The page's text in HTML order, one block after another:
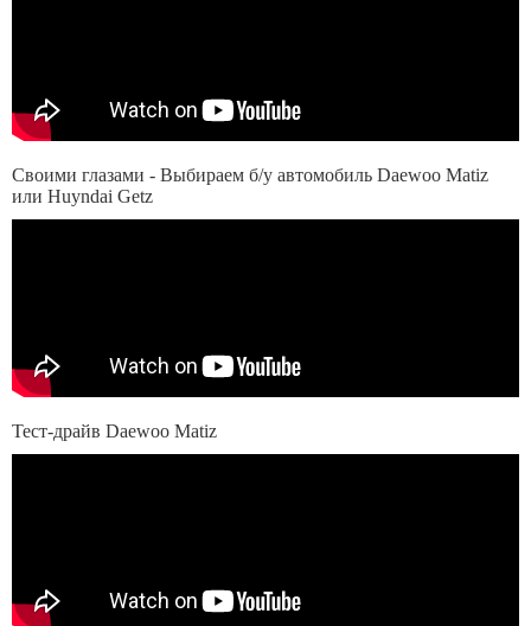
Своими глазами - Выбираем б/у автомобиль Daewoo Matiz
или Huyndai Getz
Тест-драйв Daewoo Matiz